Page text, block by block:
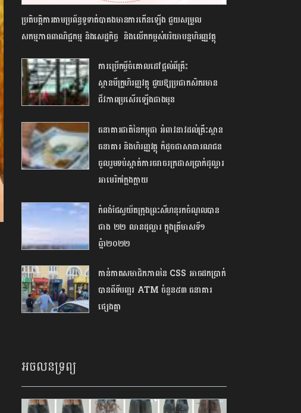
ប្រតិបត្តិការតាមប្រព័ន្ធទូទាត់បាគងមានការកើនឡើង ជួយសម្រួល
សកម្មភាពពាណិជ្ជកម្ម និងសេដ្ឋកិច្ច ​ និងលើកកម្ពស់បរិយាបន្នហិរញ្ញវត្ថុ
ការប្រើកម្ចីចំគោលដៅផ្តល់ពីគ្រឹះ
ស្ថានមីក្រូហិរញ្ញវត្ថុ ជួយឱ្យប្រជាកសិករមាន
ជីវភាពប្រសើរឡើងជាងមុន
ធនាគារជាតិនៃកម្ពុជា អំពាវនាវដល់គ្រឹះស្ថាន
ធនាគារ និងហិរញ្ញវត្ថុ ក៏ដូចជាសាធារណជន
ចូលរួមទប់ស្កាត់ការចរាចរក្រដាសប្រាក់ដុល្លារ
អាមេរិកក្លែងក្លាយ
កំពង់ផែស្វយ័តក្រុងព្រះសីហនុរកចំណូលបាន
ជាង ២២ លានដុល្លារ ក្នុងត្រីមាសទី១
ឆ្នំា២០២២
កាន់កាតសមាជិកភាពនៃ CSS អាចដកប្រាក់
បានពីទីបញ្ជរ ATM ចំនួន៥៣ ធនាគារ
ផ្សេងគ្នា
អចលនទ្រព្យ